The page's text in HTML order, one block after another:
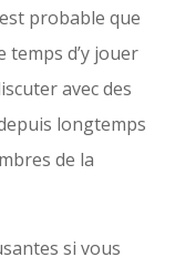
probable que
temps d’y jouer
avec des
longtemps
de la
si vous